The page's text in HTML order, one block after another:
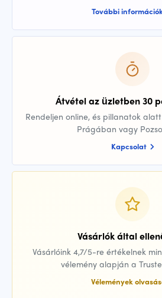
További
Átvétel az üzletben 30
Rendeljen online, és pillanatok
Prágában vagy
Kapcsolat
Vásárlók által
Vásárlóink 4,7/5-re értékelnek
vélemény alapján a
Vélemények